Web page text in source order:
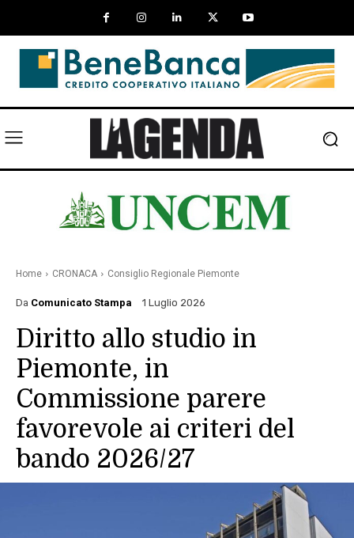
Home CRONACA Consiglio Regionale Piemonte
Da Comunicato Stampa 1 Luglio 2026
Diritto allo studio in
Piemonte, in
Commissione parere
favorevole ai criteri del
bando 2026/27